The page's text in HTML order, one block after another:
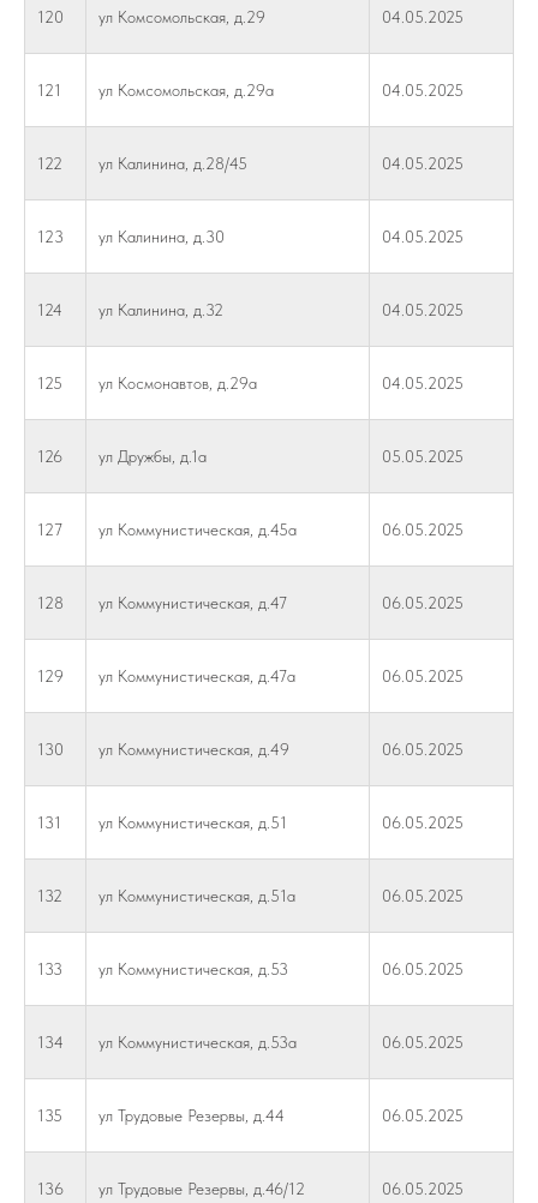
120 ул Комсомольская, д.29 04.05.2025
121 ул Комсомольская, д.29а 04.05.2025
122 ул Калинина, д.28/45 04.05.2025
123 ул Калинина, д.30 04.05.2025
124 ул Калинина, д.32 04.05.2025
125 ул Космонавтов, д.29а 04.05.2025
126 ул Дружбы, д.1а 05.05.2025
127 ул Коммунистическая, д.45а 06.05.2025
128 ул Коммунистическая, д.47 06.05.2025
129 ул Коммунистическая, д.47а 06.05.2025
130 ул Коммунистическая, д.49 06.05.2025
131 ул Коммунистическая, д.51 06.05.2025
132 ул Коммунистическая, д.51а 06.05.2025
133 ул Коммунистическая, д.53 06.05.2025
134 ул Коммунистическая, д.53а 06.05.2025
135 ул Трудовые Резервы, д.44 06.05.2025
136 ул Трудовые Резервы, д.46/12 06.05.2025